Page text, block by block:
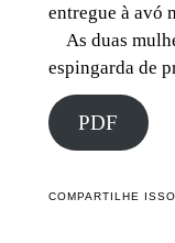
entregue à avó
As duas
espingarda de
PDF
COMPARTILHE ISSO